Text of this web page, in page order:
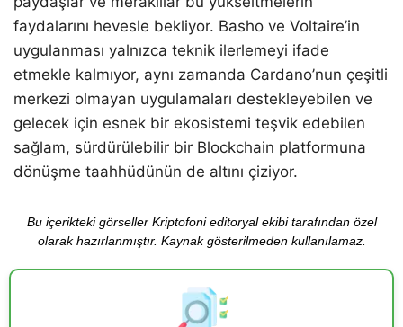
faydalarını hevesle bekliyor. Basho ve Voltaire’in
uygulanması yalnızca teknik ilerlemeyi ifade
etmekle kalmıyor, aynı zamanda Cardano’nun çeşitli
merkezi olmayan uygulamaları destekleyebilen ve
gelecek için esnek bir ekosistemi teşvik edebilen
sağlam, sürdürülebilir bir Blockchain platformuna
dönüşme taahhüdünün de altını çiziyor.
Bu içerikteki görseller Kriptofoni editoryal ekibi tarafından özel
olarak hazırlanmıştır. Kaynak gösterilmeden kullanılamaz.